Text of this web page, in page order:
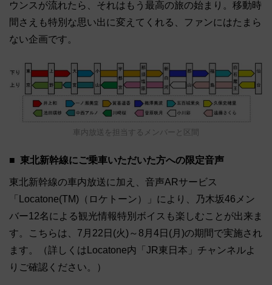
ウンスが流れたら、それはもう最高の旅の始まり。移動時
間さえも特別な思い出に変えてくれる、ファンにはたまら
ない企画です。
車内放送を担当するメンバーと区間
東北新幹線にご乗車いただいた方への限定音声
東北新幹線の車内放送に加え、音声ARサービス
「Locatone(TM)（ロケトーン）」により、乃木坂46メン
バー12名による観光情報特別ボイスも楽しむことが出来ま
す。こちらは、7月22日(火)～8月4日(月)の期間で実施され
ます。（詳しくはLocatone内「JR東日本」チャンネルよ
りご確認ください。）